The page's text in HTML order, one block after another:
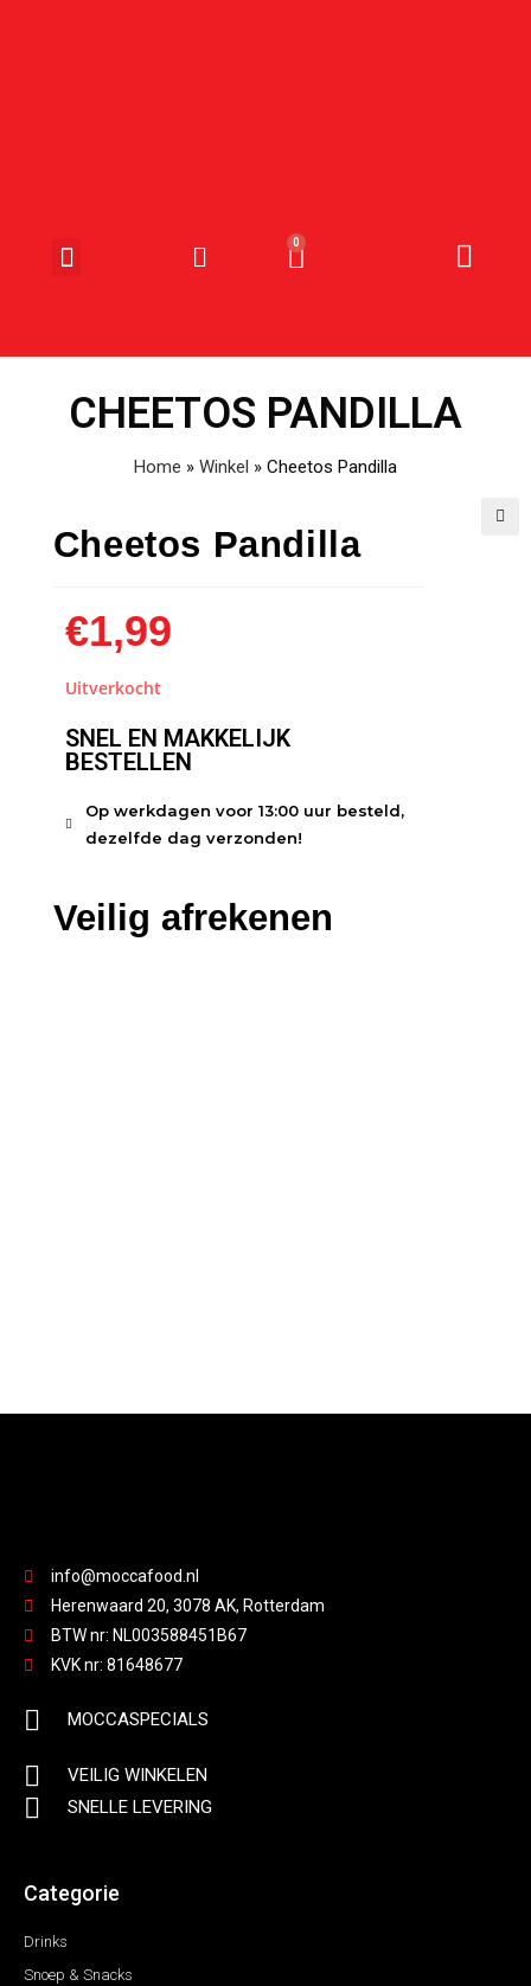
CHEETOS PANDILLA
Home » Winkel » Cheetos Pandilla
Cheetos Pandilla
€1,99
Uitverkocht
SNEL EN MAKKELIJK
BESTELLEN
Op werkdagen voor 13:00 uur besteld,
dezelfde dag verzonden!
Veilig afrekenen
info@moccafood.nl
Herenwaard 20, 3078 AK, Rotterdam
BTW nr: NL003588451B67
KVK nr: 81648677
MOCCASPECIALS
VEILIG WINKELEN
SNELLE LEVERING
Categorie
Drinks
Snoep & Snacks